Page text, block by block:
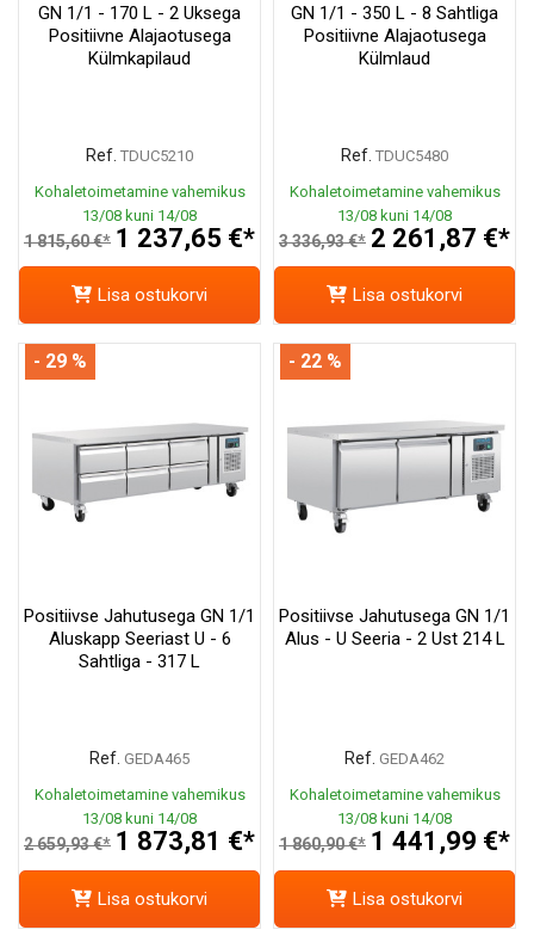
GN 1/1 - 170 L - 2 Uksega
Positiivne Alajaotusega
Külmkapilaud
Ref. TDUC5210
Kohaletoimetamine vahemikus
13/08 kuni 14/08
1 815,60 €* 1 237,65 €*
Lisa ostukorvi
GN 1/1 - 350 L - 8 Sahtliga
Positiivne Alajaotusega
Külmlaud
Ref. TDUC5480
Kohaletoimetamine vahemikus
13/08 kuni 14/08
3 336,93 €* 2 261,87 €*
Lisa ostukorvi
Positiivse Jahutusega GN 1/1
Aluskapp Seeriast U - 6
Sahtliga - 317 L
Ref. GEDA465
Kohaletoimetamine vahemikus
13/08 kuni 14/08
2 659,93 €* 1 873,81 €*
- 29 %
Lisa ostukorvi
Positiivse Jahutusega GN 1/1
Alus - U Seeria - 2 Ust 214 L
Ref. GEDA462
Kohaletoimetamine vahemikus
13/08 kuni 14/08
1 860,90 €* 1 441,99 €*
- 22 %
Lisa ostukorvi